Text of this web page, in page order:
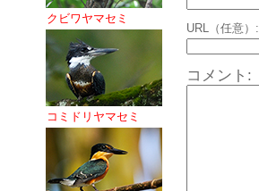
クビワヤマセミ
コミドリヤマセミ
URL（任意）:
コメント: